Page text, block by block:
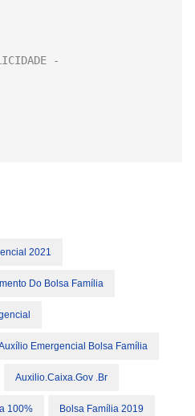
2021
Do Bolsa Família
Emergencial Bolsa Família
Auxilio.caixa.gov .br
100% Bolsa Família 2019